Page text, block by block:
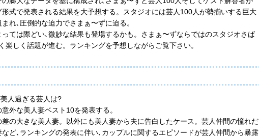
形式で発表される結果を大予想する。スタジオには芸人100人が勢揃いする巨大
れ､圧倒的な迫力でさまぁ〜ずに迫る。
ては際どい､微妙な結果も登場するかも。さまぁ〜ずならではのスタジオさば
楽しく話題が進む。ランキングを予想しながらご覧下さい。
人過ぎる芸人は?
外な美人妻ベスト10を発表する。
差の大きな美人妻。以外にも美人妻から夫に告白したケース。芸人仲間の憧れだ
など､ランキングの発表に伴い､カップルに関するエピソードが芸人仲間から暴露